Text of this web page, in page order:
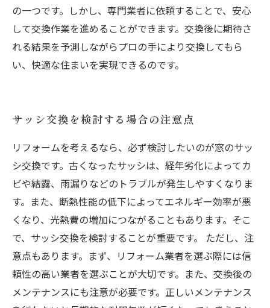
の一つです。しかし、専門業者に依頼することで、安心
して交換作業を進めることができます。交換後に期待さ
れる結果を予測しながらプロの手により交換してもら
い、快適な住まいを実現できるのです。
サッシ交換を検討する場合の注意点
リフォームを考えるなら、必ず検討したいのが窓のサッ
シ交換です。古くなったサッシは、経年劣化によってカ
ビや結露、雨漏りなどのトラブルが発生しやすくなりま
す。また、断熱性能の低下によってエネルギー効率が悪
くなり、光熱費の増加につながることもあります。そこ
で、サッシ交換を検討することが重要です。 ただし、注
意点もあります。まず、リフォーム業者を選ぶ際には信
頼性の高い業者を選ぶことが大切です。また、交換後の
メンテナンスにも注意が必要です。正しいメンテナンス